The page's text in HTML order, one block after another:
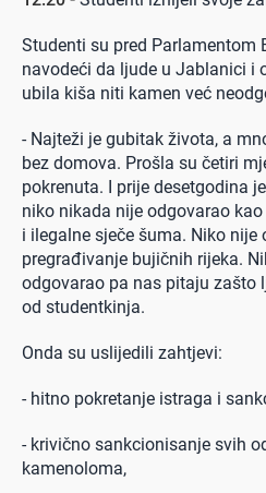
Studenti su pred Parlamentom
navodeći da ljude u Jablanici i
ubila kiša niti kamen već
- Najteži je gubitak života, a
bez domova. Prošla su četiri
pokrenuta. I prije desetgodina
niko nikada nije odgovarao
i ilegalne sječe šuma. Niko nije
pregrađivanje bujičnih rijeka.
odgovarao pa nas pitaju zašto
od studentkinja.
Onda su uslijedili zahtjevi:
- hitno pokretanje istraga i
- krivično sankcionisanje svih
kamenoloma,